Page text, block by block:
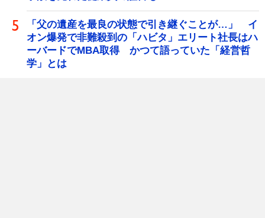
「父の遺産を最良の状態で引き継ぐことが…」 イ
オン爆発で非難殺到の「ハビタ」エリート社長はハ
ーバードでMBA取得 かつて語っていた「経営哲
学」とは